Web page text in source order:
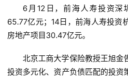
6月12日，前海人寿投资深
65.77亿元；14日，前海人寿投资
房地产项目30.47亿元。
北京工商大学保险教授王旭金
投资多元化、资产负债匹配的投资